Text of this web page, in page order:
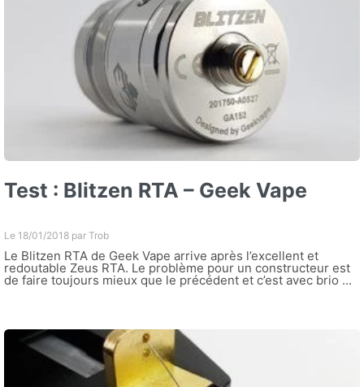
Test : Blitzen RTA – Geek Vape
Le 18/01/2018 par Trob
Le Blitzen RTA de Geek Vape arrive après l’excellent et
redoutable Zeus RTA. Le problème pour un constructeur est
de faire toujours mieux que le précédent et c’est avec brio ...